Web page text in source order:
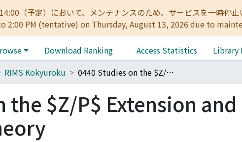
（予定）において、メンテナンスのため、サービスを一時
2:00 PM (tentative) on Thursday, August 13, 2026 due to
Download Ranking Access Statistics
Library
RIMS Kokyuroku 0440 Studies on the $Z/P$ Extension and Its Neighboring Theory
the $Z/P$ Extension